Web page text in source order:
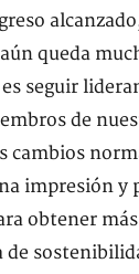
queda
seguir
de
cambios
impresión y
obtener